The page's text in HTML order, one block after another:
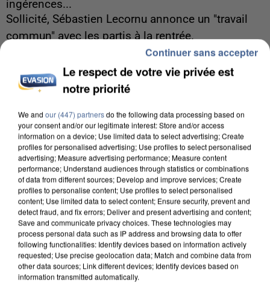
ingérences...
Sollicité, Sébastien Lecornu annonce un "travail
commun" avec les partis à la rentrée.
6 août 2026
Une touriste de l’Oise emportée par une coulée de
boue en Haute-Savoie
Le respect de votre vie privée est
notre priorité
We and our (447) partnersdo the following data processing based on
your consent and/or our legitimate interest: Store and/or access
information on a device; Use limited data to select advertising; Create
profiles for personalised advertising; Use profiles to select personalised
advertising; Measure advertising performance; Measure content
performance; Understand audiences through statistics or combinations
of data from different sources; Develop and improve services; Create
profiles to personalise content; Use profiles to select personalised
content; Use limited data to select content; Ensure security, prevent and
detect fraud, and fix errors; Deliver and present advertising and content;
Save and communicate privacy choices. These technologies may
process personal data such as IP address and browsing data to offer
following functionalities: Identify devices based on information actively
requested; Use precise geolocation data; Match and combine data from
other data sources; Link different devices; Identify devices based on
information transmitted automatically.
Continuer sans accepter